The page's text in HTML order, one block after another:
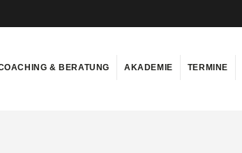
& BERATUNG AKADEMIE TERMINE